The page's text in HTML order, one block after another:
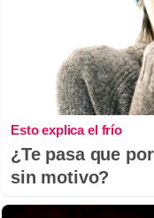
Esto explica el frío
¿Te pasa que
sin motivo?